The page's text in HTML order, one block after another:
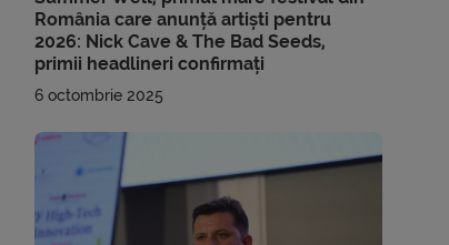
România care anunță artiști pentru
2026: Nick Cave & The Bad Seeds,
primii headlineri confirmați
6 octombrie 2025